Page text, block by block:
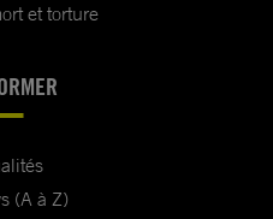
et torture
(A à Z)